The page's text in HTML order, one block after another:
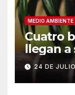
MEDIO AMBIENTE
Cuatro
llegan a
Chicago
24 DE